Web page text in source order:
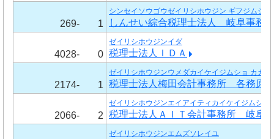
269- 1
シンセイソウゴウゼイリシホウジン ギフジムショ
しんせい綜合税理士法人 岐阜事務
4028- 0
ゼイリシホウジンイダ
税理士法人ＩＤＡ
2174- 1
ゼイリシホウジンウメダカイケイジムショ カガミ
税理士法人梅田会計事務所 各務原
2066- 2
ゼイリシホウジンエイアイティカイケイジムショ
税理士法人ＡＩＴ会計事務所 岐阜
ゼイリシホウジンエムズソレイユ